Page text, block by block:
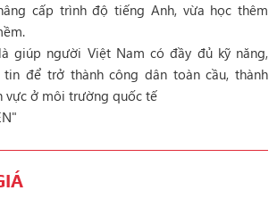
cấp trình độ tiếng Anh, vừa học thêm
giúp người Việt Nam có đầy đủ kỹ năng,
để trở thành công dân toàn cầu, thành
vực ở môi trường quốc tế